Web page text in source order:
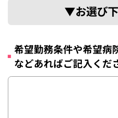
希望勤務条件や希望病
などあればご記入くだ